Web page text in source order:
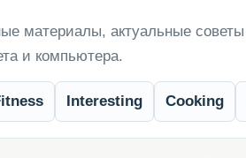
материалы, актуальные
и компьютера.
Interesting Cooking